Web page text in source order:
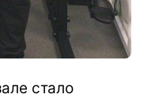
стало